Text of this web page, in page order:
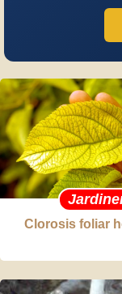
Clorosis foliar